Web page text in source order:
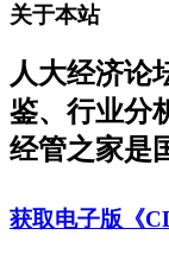
关于本站
人大经济论
鉴、行业分
经管之家是
获取电子版《